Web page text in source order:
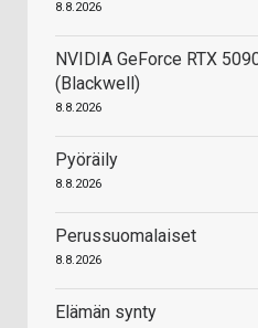
8.8.2026
NVIDIA GeForce RTX
(Blackwell)
8.8.2026
Pyöräily
8.8.2026
Perussuomalaiset
8.8.2026
Elämän synty